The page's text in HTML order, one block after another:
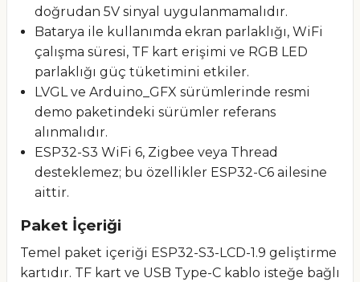
doğrudan 5V sinyal uygulanmamalıdır.
Batarya ile kullanımda ekran parlaklığı, WiFi
çalışma süresi, TF kart erişimi ve RGB LED
parlaklığı güç tüketimini etkiler.
LVGL ve Arduino_GFX sürümlerinde resmi
demo paketindeki sürümler referans
alınmalıdır.
ESP32-S3 WiFi 6, Zigbee veya Thread
desteklemez; bu özellikler ESP32-C6 ailesine
aittir.
Paket İçeriği
Temel paket içeriği ESP32-S3-LCD-1.9 geliştirme
kartıdır. TF kart ve USB Type-C kablo isteğe bağlı